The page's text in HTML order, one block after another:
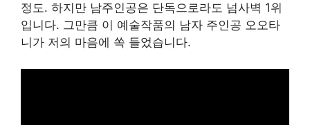
정도. 하지만 남주인공은 단독으로라도 넘사벽 1위
입니다. 그만큼 이 예술작품의 남자 주인공 오오타
니가 저의 마음에 쏙 들었습니다.